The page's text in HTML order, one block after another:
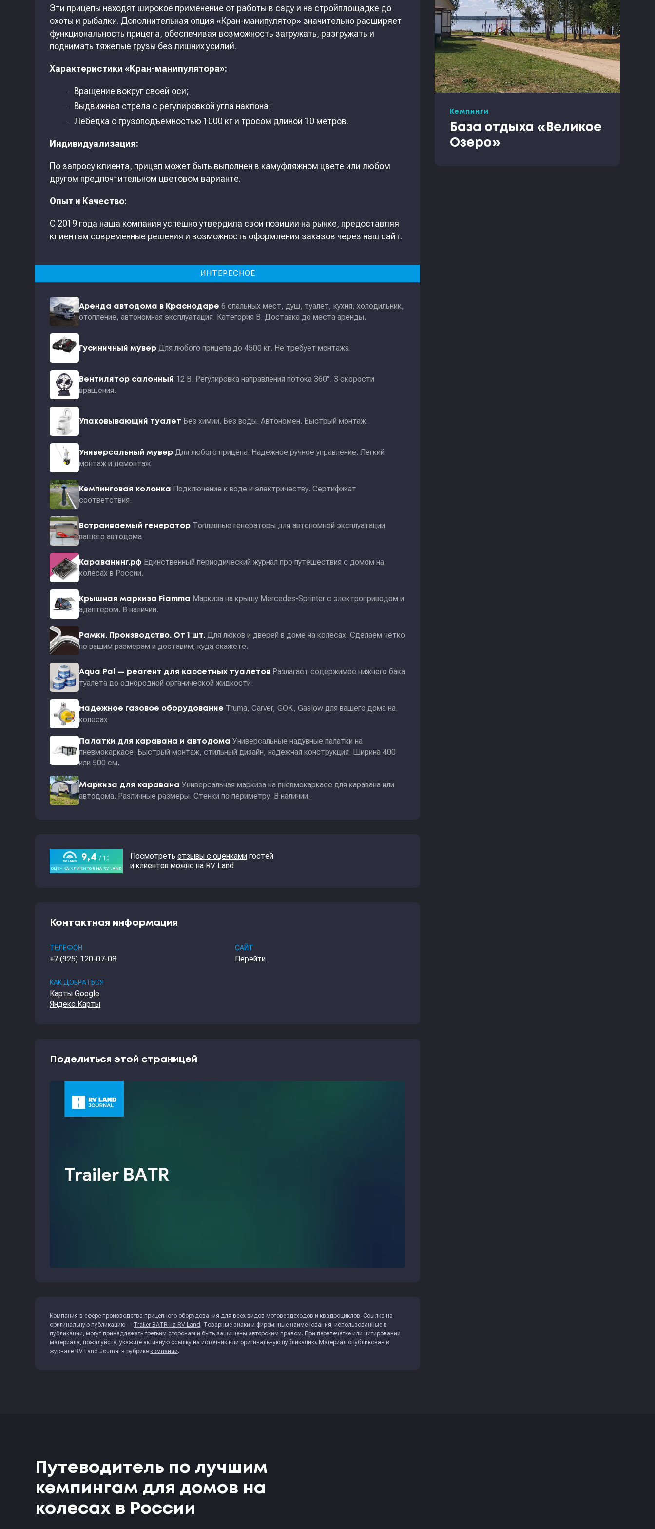
Эти прицепы находят широкое применение от работы в саду и на стройплощадке до
охоты и рыбалки. Дополнительная опция «Кран-манипулятор» значительно расширяет
функциональность прицепа, обеспечивая возможность загружать, разгружать и
поднимать тяжелые грузы без лишних усилий.
Характеристики «Кран-манипулятора»:
Вращение вокруг своей оси;
Выдвижная стрела с регулировкой угла наклона;
Лебедка с грузоподъемностью 1000 кг и тросом длиной 10 метров.
Индивидуализация:
По запросу клиента, прицеп может быть выполнен в камуфляжном цвете или любом
другом предпочтительном цветовом варианте.
Опыт и Качество:
С 2019 года наша компания успешно утвердила свои позиции на рынке, предоставляя
клиентам современные решения и возможность оформления заказов через наш сайт.
ИНТЕРЕСНОЕ
Аренда автодома в Краснодаре 6 спальных мест, душ, туалет, кухня, холодильник,
отопление, автономная эксплуатация. Категория В. Доставка до места аренды.
Гусиничный мувер Для любого прицепа до 4500 кг. Не требует монтажа.
Вентилятор салонный 12 В. Регулировка направления потока 360°. 3 скорости
вращения.
Упаковывающий туалет Без химии. Без воды. Автономен. Быстрый монтаж.
Универсальный мувер Для любого прицепа. Надежное ручное управление. Легкий
монтаж и демонтаж.
Кемпинговая колонка Подключение к воде и электричеству. Сертификат
соответствия.
Встраиваемый генератор Топливные генераторы для автономной эксплуатации
вашего автодома
Караванинг.рф Единственный периодический журнал про путешествия с домом на
колесах в России.
Крышная маркиза Fiamma Маркиза на крышу Mercedes-Sprinter с электроприводом и
адаптером. В наличии.
Рамки. Производство. От 1 шт. Для люков и дверей в доме на колесах. Сделаем чётко
по вашим размерам и доставим, куда скажете.
Aqua Pal — pеагент для кассетных туалетов Разлагает содержимое нижнего бака
туалета до однородной органической жидкости.
Надежное газовое оборудование Truma, Carver, GOK, Gaslow для вашего дома на
колесах
Палатки для каравана и автодома Универсальные надувные палатки на
пневмокаркасе. Быстрый монтаж, стильный дизайн, надежная конструкция. Ширина 400
или 500 см.
Маркиза для каравана Универсальная маркиза на пневмокаркасе для каравана или
автодома. Различные размеры. Стенки по периметру. В наличии.
Посмотреть отзывы с оценками гостей
и клиентов можно на RV Land
Контактная информация
ТЕЛЕФОН
+7 (925) 120-07-08
САЙТ
Перейти
КАК ДОБРАТЬСЯ
Карты Google
Яндекс.Карты
Поделиться этой страницей
Компания в сфере производства прицепного оборудования для всех видов мотовездеходов и квадроциклов. Ссылка на
оригинальную публикацию — Trailer BATR на RV Land . Товарные знаки и фиремнные наименования, использованные в
публикации, могут принадлежать третьим сторонам и быть защищены авторским правом. При перепечатке или цитировании
материала, пожалуйста, укажите активную ссылку на источник или оригинальную публикацию. Материал опубликован в
журнале RV Land Journal в рубрике компании.
Кемпинги
База отдыха «Великое
Озеро»
Путеводитель по лучшим
кемпингам для домов на
колесах в России